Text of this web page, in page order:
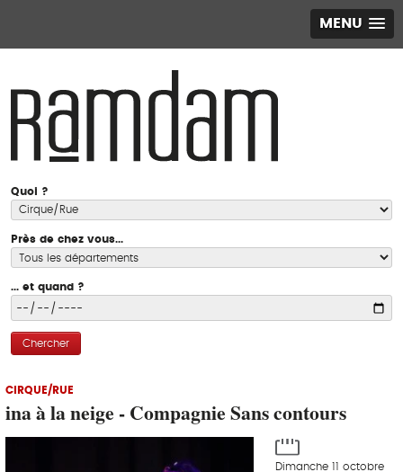
MENU
Quoi ?
Près de chez vous...
... et quand ?
Chercher
CIRQUE/RUE
ina à la neige - Compagnie Sans contours
Dimanche 11 octobre